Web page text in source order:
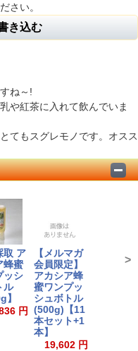
さい。
き込む
ね～!
や紅茶に入れて飲んでいま
てもスグレモノです。オスス
取 ア
蜂蜜
ッシ
ル
】
円
【メルマガ
会員限定】
アカシア蜂
蜜ワンプッ
シュボトル
(500g)【11
本セット+1
本】
19,602 円
>